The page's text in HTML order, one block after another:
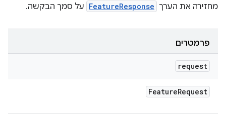
מחזירה את הערך FeatureResponse על סמך הבקשה.
פרמטרים
request
FeatureRequest